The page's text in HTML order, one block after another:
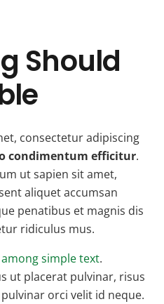
Should
consectetur adipiscing
condimentum efficitur.
ut sapien sit amet,
aliquet accumsan
penatibus et magnis dis
ridiculus mus.
simple text.
ut placerat pulvinar, risus
orci velit id neque.